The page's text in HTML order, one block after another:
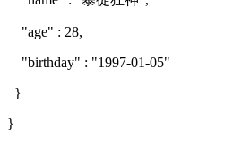
"age" : 28,
"birthday" : "1997-01-05"
}
}